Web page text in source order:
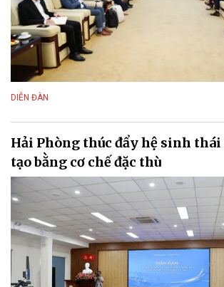
DIỄN ĐÀN
Hải Phòng thúc đẩy hệ sinh
tạo bằng cơ chế đặc thù